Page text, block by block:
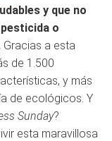
y que no
o
Gracias a esta
de 1.500
y más
de ecológicos. Y
Sunday?
esta maravillosa